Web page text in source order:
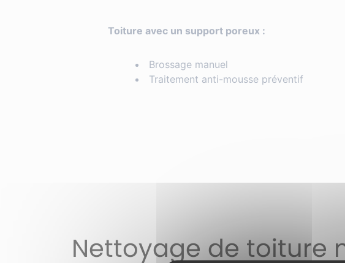
Toiture avec un support poreux :
Brossage manuel
Traitement anti-mousse préventif
Nettoyage de toiture